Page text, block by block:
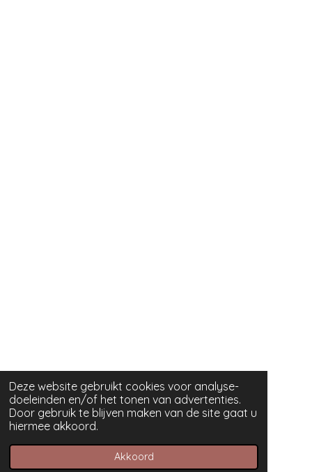
Deze website gebruikt cookies voor analyse-
doeleinden en/of het tonen van advertenties.
Door gebruik te blijven maken van de site gaat u
hiermee akkoord.
Akkoord